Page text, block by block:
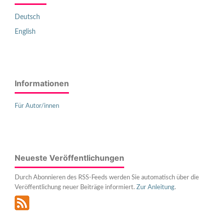
Deutsch
English
Informationen
Für Autor/innen
Neueste Veröffentlichungen
Durch Abonnieren des RSS-Feeds werden Sie automatisch über die
Veröffentlichung neuer Beiträge informiert. Zur Anleitung.